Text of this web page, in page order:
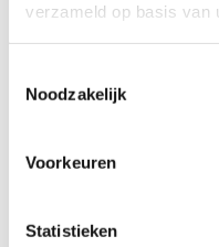
verzameld op basis van
Noodzakelijk
Voorkeuren
Statistieken
11:00 - 16:00 uur
Wat is er te doen?